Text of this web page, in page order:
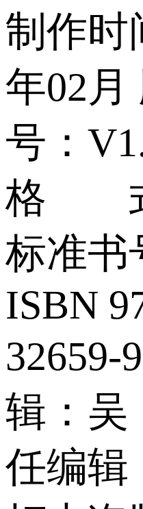
制作时
年02月
号：
格 式
标准书
ISBN
32659-
辑：
任编